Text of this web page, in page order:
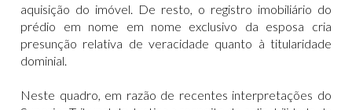
aquisição do imóvel. De resto, o registro imobiliário do
prédio em nome em nome exclusivo da esposa cria
presunção relativa de veracidade quanto à titularidade
dominial.
Neste quadro, em razão de recentes interpretações do